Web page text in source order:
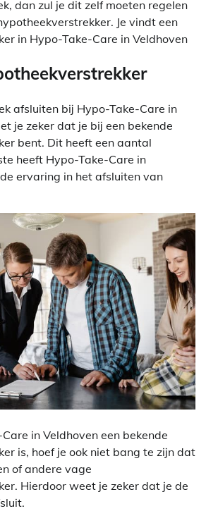
dan zul je dit zelf moeten regelen
Je vindt een
in Hypo-Take-Care in Veldhoven
afsluiten bij Hypo-Take-Care in
je zeker dat je bij een bekende
bent. Dit heeft een aantal
heeft Hypo-Take-Care in
ervaring in het afsluiten van
in Veldhoven een bekende
is, hoef je ook niet bang te zijn dat
of andere vage
Hierdoor weet je zeker dat je de